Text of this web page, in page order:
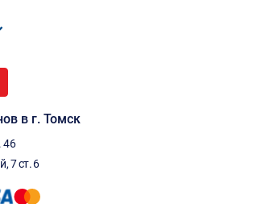
в г. Томск
46
7 ст. 6